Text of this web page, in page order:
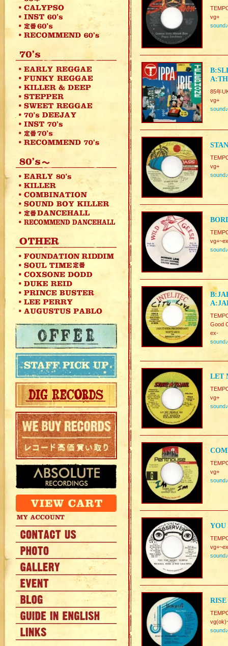
vg+
sound♪
85年
vg+
sound♪
vg+
sound♪
sound♪
Good
ex-
sound♪
LET
vg+
sound♪
vg+
sound♪
YOU
sound♪
sound♪